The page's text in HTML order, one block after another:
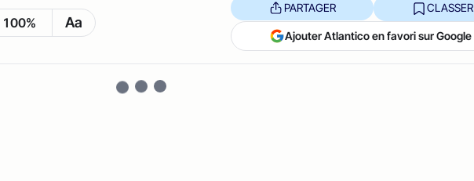
100% Aa
PARTAGER CLASSER
Ajouter Atlantico en favori sur Google